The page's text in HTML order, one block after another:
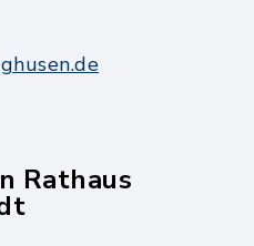
Rathaus